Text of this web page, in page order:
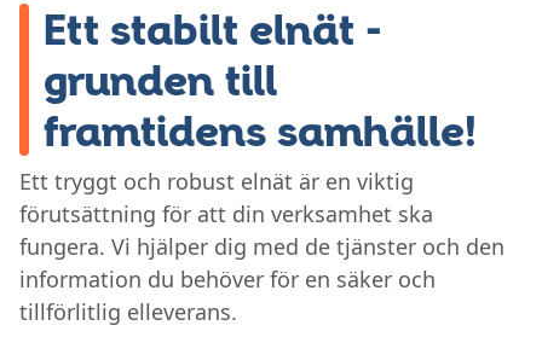
Värme & kyla
Vatten & avlopp
Kundcenter
Ett stabilt elnät -
grunden till
framtidens samhälle!
Ett tryggt och robust elnät är en viktig
förutsättning för att din verksamhet ska
fungera. Vi hjälper dig med de tjänster och den
information du behöver för en säker och
tillförlitlig elleverans.